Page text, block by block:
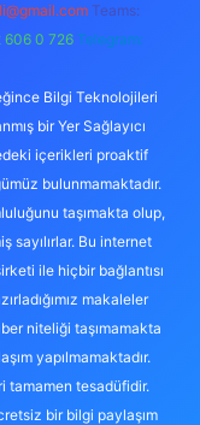
Teams:
606 0 726 Telegram:
Bilgi Teknolojileri
bir Yer Sağlayıcı
içerikleri proaktif
bulunmamaktadır.
taşımakta olup,
sayılırlar. Bu internet
ile hiçbir bağlantısı
makaleler
niteliği taşımamakta
yapılmamaktadır.
tamamen tesadüfidir.
bir bilgi paylaşım